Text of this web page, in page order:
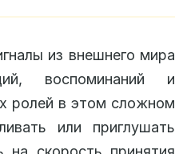
из внешнего мира
воспоминаний и
ролей в этом сложном
или приглушать